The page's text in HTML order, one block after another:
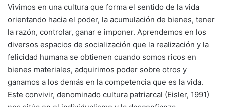
Vivimos en una cultura que forma el sentido de la vida
orientando hacia el poder, la acumulación de bienes, tener
la razón, controlar, ganar e imponer. Aprendemos en los
diversos espacios de socialización que la realización y la
felicidad humana se obtienen cuando somos ricos en
bienes materiales, adquirimos poder sobre otros y
ganamos a los demás en la competencia que es la vida.
Este convivir, denominado cultura patriarcal (Eisler, 1991)